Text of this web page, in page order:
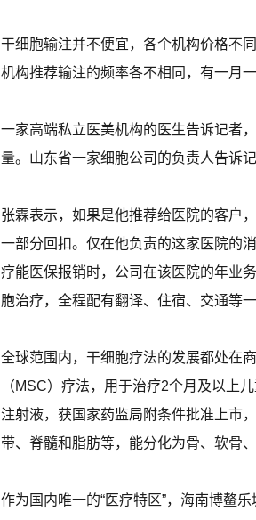
干细胞输注并不便宜，各个机构价格不
机构推荐输注的频率各不相同，有一月
一家高端私立医美机构的医生告诉记者
量。山东省一家细胞公司的负责人告诉
张霖表示，如果是他推荐给医院的客户
一部分回扣。仅在他负责的这家医院的
疗能医保报销时，公司在该医院的年业
胞治疗，全程配有翻译、住宿、交通等
全球范围内，干细胞疗法的发展都处在
（MSC）疗法，用于治疗2个月及以上
注射液，获国家药监局附条件批准上市
带、脊髓和脂肪等，能分化为骨、软骨
作为国内唯一的“医疗特区”，海南博鳌